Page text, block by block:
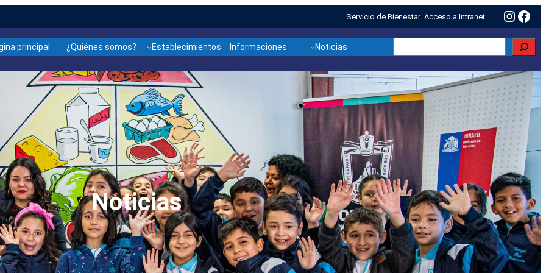
Servicio de Bienestar Acceso a Intranet
principal ¿Quiénes somos? Establecimientos Informaciones Noticias
Noticias